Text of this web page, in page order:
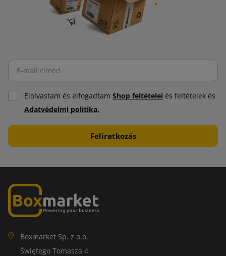
Elolvastam és elfogadtam Shop feltételei és feltételek és
Adatvédelmi politika.
Boxmarket Sp. z o.o.
Świętego Tomasza 4